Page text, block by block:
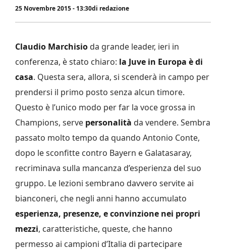
25 Novembre 2015 - 13:30di redazione
Claudio Marchisio da grande leader, ieri in
conferenza, è stato chiaro: la Juve in Europa è di
casa. Questa sera, allora, si scenderà in campo per
prendersi il primo posto senza alcun timore.
Questo è l’unico modo per far la voce grossa in
Champions, serve personalità da vendere. Sembra
passato molto tempo da quando Antonio Conte,
dopo le sconfitte contro Bayern e Galatasaray,
recriminava sulla mancanza d’esperienza del suo
gruppo. Le lezioni sembrano davvero servite ai
bianconeri, che negli anni hanno accumulato
esperienza, presenze, e convinzione nei propri
mezzi, caratteristiche, queste, che hanno
permesso ai campioni d’Italia di partecipare